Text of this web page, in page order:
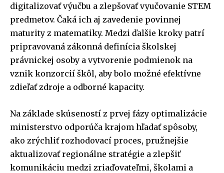
digitalizovať výučbu a zlepšovať vyučovanie STEM
predmetov. Čaká ich aj zavedenie povinnej
maturity z matematiky. Medzi ďalšie kroky patrí
pripravovaná zákonná definícia školskej
právnickej osoby a vytvorenie podmienok na
vznik konzorcií škôl, aby bolo možné efektívne
zdieľať zdroje a odborné kapacity.
Na základe skúseností z prvej fázy optimalizácie
ministerstvo odporúča krajom hľadať spôsoby,
ako zrýchliť rozhodovací proces, pružnejšie
aktualizovať regionálne stratégie a zlepšiť
komunikáciu medzi zriaďovateľmi, školami a